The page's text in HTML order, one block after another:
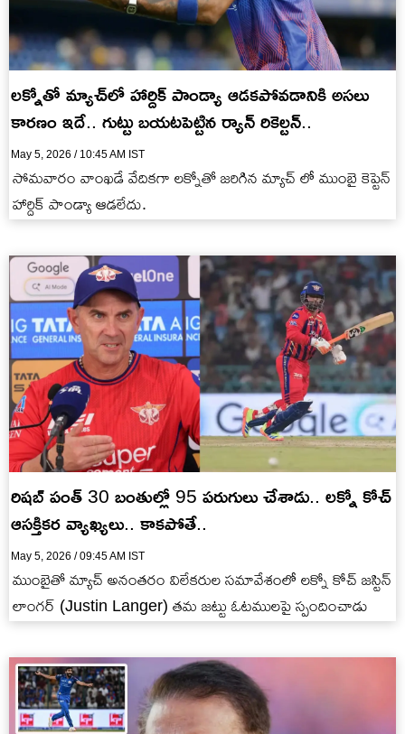
ల‌క్నోతో మ్యాచ్‌లో హార్దిక్ పాండ్యా ఆడ‌క‌పోవ‌డానికి అస‌లు
కార‌ణం ఇదే.. గుట్టు బ‌య‌ట‌పెట్టిన ర్యాన్ రికెల్ట‌న్‌..
May 5, 2026 / 10:45 AM IST
సోమ‌వారం వాంఖ‌డే వేదిక‌గా ల‌క్నోతో జ‌రిగిన మ్యాచ్ లో ముంబై కెప్టెన్
హార్దిక్ పాండ్యా ఆడ‌లేదు.
రిష‌బ్ పంత్ 30 బంతుల్లో 95 ప‌రుగులు చేశాడు.. ల‌క్నో కోచ్
ఆస‌క్తిక‌ర వ్యాఖ్య‌లు.. కాక‌పోతే..
May 5, 2026 / 09:45 AM IST
ముంబైతో మ్యాచ్ అనంత‌రం విలేక‌రుల స‌మావేశంలో ల‌క్నో కోచ్ జ‌స్టిన్
లాంగ‌ర్ (Justin Langer) త‌మ జ‌ట్టు ఓట‌ముల‌పై స్పందించాడు